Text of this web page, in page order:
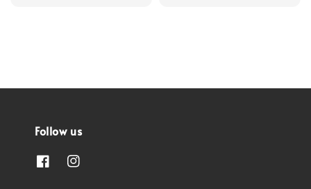
Follow us